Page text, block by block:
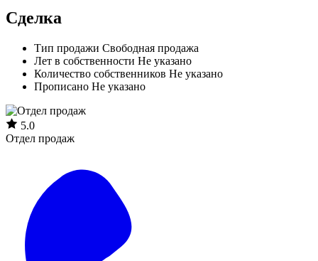
Сделка
Тип продажи Свободная продажа
Лет в собственности Не указано
Количество собственников Не указано
Прописано Не указано
5.0
Отдел продаж